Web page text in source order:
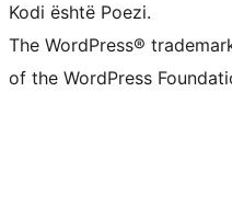
Kodi është Poezi.
The WordPress®
of the WordPress